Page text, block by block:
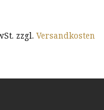
zzgl. Versandkosten